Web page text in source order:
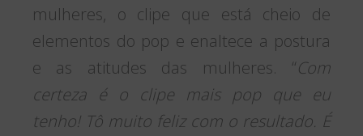
mulheres, o clipe que está cheio de
elementos do pop e enaltece a postura
e as atitudes das mulheres. “Com
certeza é o clipe mais pop que eu
tenho! Tô muito feliz com o resultado. É